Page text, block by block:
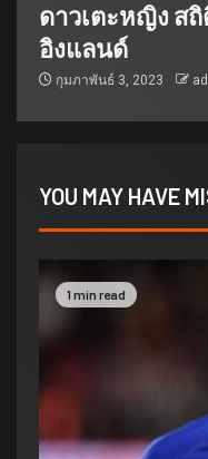
ดาวเตะหญิง ส
อิงแลนด์
กุมภาพันธ์ 3, 2023
YOU MAY HAVE
1 min read